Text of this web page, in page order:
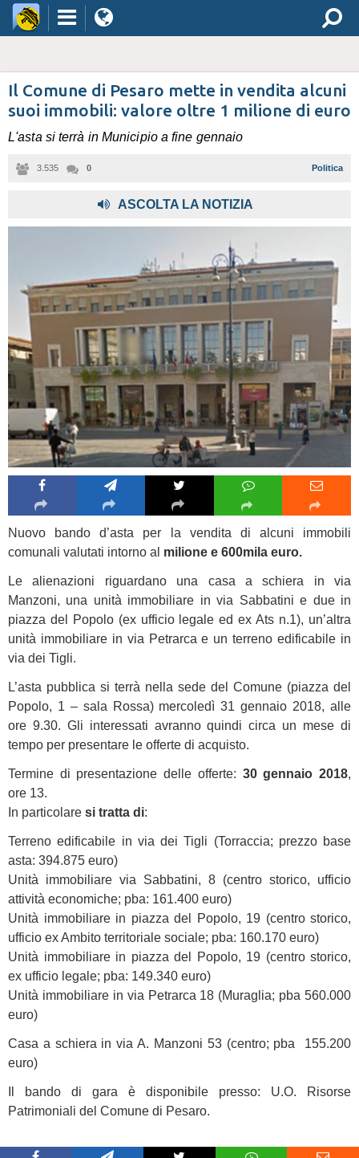
Il Comune di Pesaro mette in vendita alcuni
suoi immobili: valore oltre 1 milione di euro
L'asta si terrà in Municipio a fine gennaio
3.535 0 Politica
ASCOLTA LA NOTIZIA
Nuovo bando d’asta per la vendita di alcuni immobili
comunali valutati intorno al milione e 600mila euro.
Le alienazioni riguardano una casa a schiera in via
Manzoni, una unità immobiliare in via Sabbatini e due in
piazza del Popolo (ex ufficio legale ed ex Ats n.1), un’altra
unità immobiliare in via Petrarca e un terreno edificabile in
via dei Tigli.
L’asta pubblica si terrà nella sede del Comune (piazza del
Popolo, 1 – sala Rossa) mercoledì 31 gennaio 2018, alle
ore 9.30. Gli interessati avranno quindi circa un mese di
tempo per presentare le offerte di acquisto.
Termine di presentazione delle offerte: 30 gennaio 2018,
ore 13.
In particolare si tratta di:
Terreno edificabile in via dei Tigli (Torraccia; prezzo base
asta: 394.875 euro)
Unità immobiliare via Sabbatini, 8 (centro storico, ufficio
attività economiche; pba: 161.400 euro)
Unità immobiliare in piazza del Popolo, 19 (centro storico,
ufficio ex Ambito territoriale sociale; pba: 160.170 euro)
Unità immobiliare in piazza del Popolo, 19 (centro storico,
ex ufficio legale; pba: 149.340 euro)
Unità immobiliare in via Petrarca 18 (Muraglia; pba 560.000
euro)
Casa a schiera in via A. Manzoni 53 (centro; pba 155.200
euro)
Il bando di gara è disponibile presso: U.O. Risorse
Patrimoniali del Comune di Pesaro.